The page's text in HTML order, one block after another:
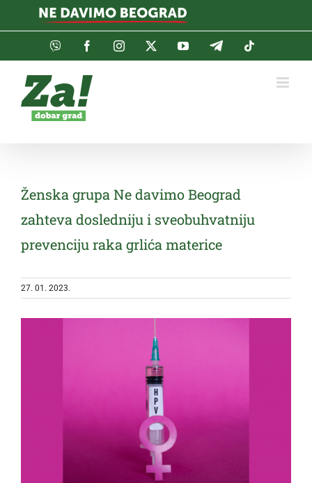
Viber FacebookInstagramTwitterYouTubeTelegram
Ženska grupa Ne davimo Beograd
zahteva dosledniju i sveobuhvatniju
prevenciju raka grlića materice
27. 01. 2023.